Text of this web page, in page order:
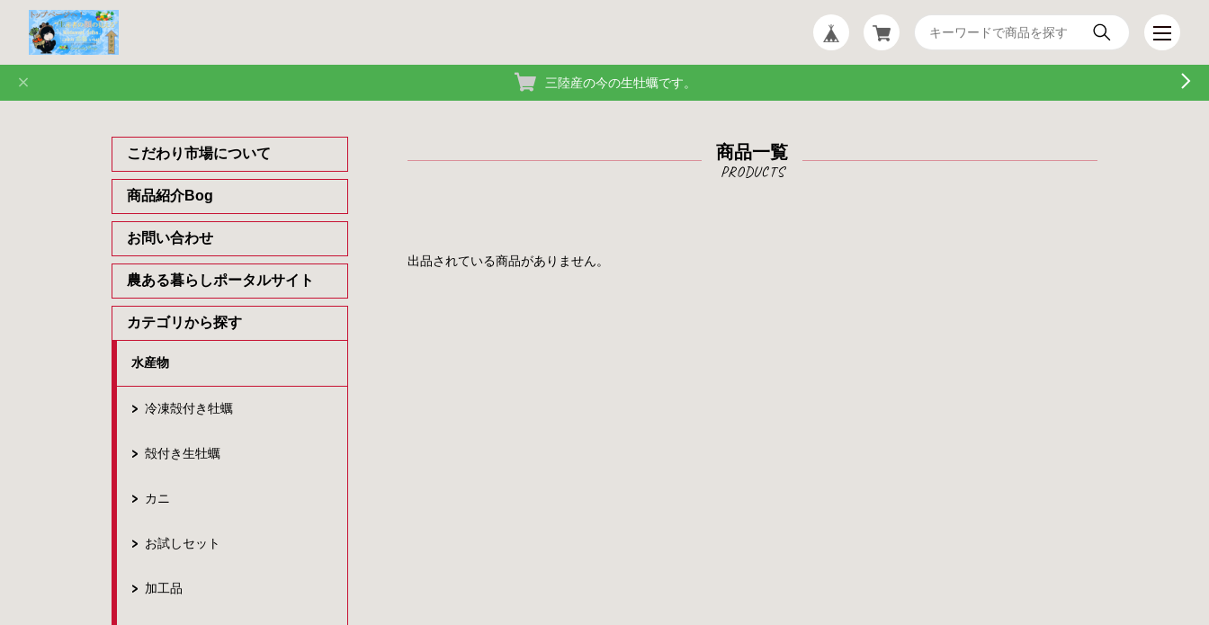
三陸産の今の生牡蠣です。
こだわり市場について
商品紹介Bog
お問い合わせ
農ある暮らしポータルサイト
カテゴリから探す
水産物
冷凍殻付き牡蠣
殻付き生牡蠣
カニ
お試しセット
加工品
商品一覧
出品されている商品がありません。